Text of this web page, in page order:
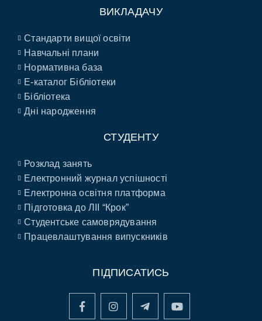
ВИКЛАДАЧУ
Стандарти вищої освіти
Навчальні плани
Нормативна база
E-каталог Бібліотеки
Бібліотека
Дні народження
СТУДЕНТУ
Розклад занять
Електронний журнал успішності
Електронна освітня платформа
Підготовка до ЛІІ “Крок”
Студентське самоврядування
Працевлаштування випускників
ПІДПИСАТИСЬ